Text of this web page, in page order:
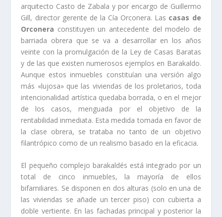
arquitecto Casto de Zabala y por encargo de Guillermo
Gill, director gerente de la Cí­a Orconera. Las casas de
Orconera constituyen un antecedente del modelo de
barriada obrera que se va a desarrollar en los años
veinte con la promulgación de la Ley de Casas Baratas
y de las que existen numerosos ejemplos en Barakaldo.
Aunque estos inmuebles constituí­an una versión algo
más «lujosa» que las viviendas de los proletarios, toda
intencionalidad artí­stica quedaba borrada, o en el mejor
de los casos, menguada por el objetivo de la
rentabilidad inmediata. Esta medida tomada en favor de
la clase obrera, se trataba no tanto de un objetivo
filantrópico como de un realismo basado en la eficacia.
El pequeño complejo barakaldés está integrado por un
total de cinco inmuebles, la mayorí­a de ellos
bifamiliares. Se disponen en dos alturas (solo en una de
las viviendas se añade un tercer piso) con cubierta a
doble vertiente. En las fachadas principal y posterior la